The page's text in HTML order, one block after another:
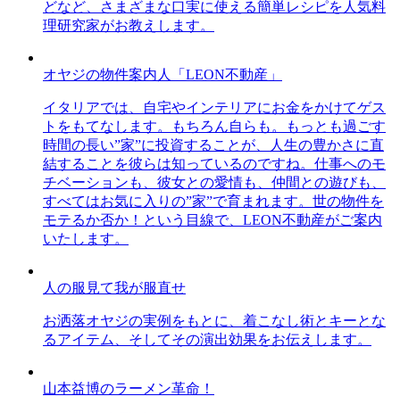
どなど、さまざまな口実に使える簡単レシピを人気料
理研究家がお教えします。
オヤジの物件案内人「LEON不動産」
イタリアでは、自宅やインテリアにお金をかけてゲス
トをもてなします。もちろん自らも。もっとも過ごす
時間の長い”家”に投資することが、人生の豊かさに直
結することを彼らは知っているのですね。仕事へのモ
チベーションも、彼女との愛情も、仲間との遊びも、
すべてはお気に入りの”家”で育まれます。世の物件を
モテるか否か！という目線で、LEON不動産がご案内
いたします。
人の服見て我が服直せ
お洒落オヤジの実例をもとに、着こなし術とキーとな
るアイテム、そしてその演出効果をお伝えします。
山本益博のラーメン革命！